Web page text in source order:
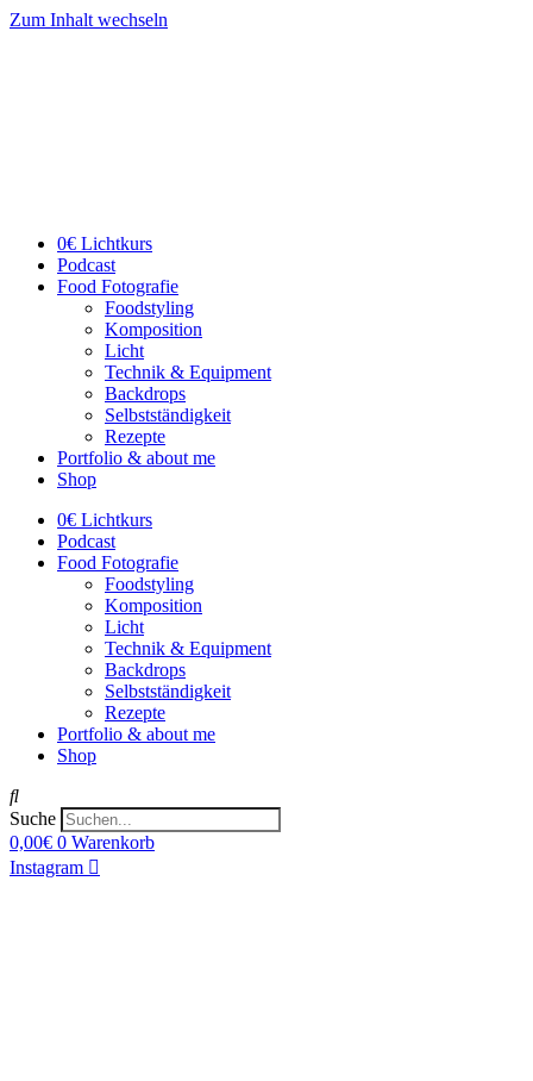
Zum Inhalt wechseln
0€ Lichtkurs
Podcast
Food Fotografie
Foodstyling
Komposition
Licht
Technik & Equipment
Backdrops
Selbstständigkeit
Rezepte
Portfolio & about me
Shop
0€ Lichtkurs
Podcast
Food Fotografie
Foodstyling
Komposition
Licht
Technik & Equipment
Backdrops
Selbstständigkeit
Rezepte
Portfolio & about me
Shop
Suche
0,00€ 0 Warenkorb
Instagram